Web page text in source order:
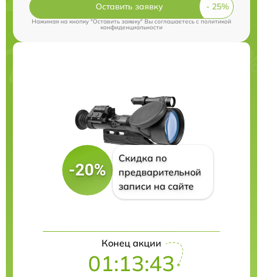
Оставить заявку
Нажимая на кнопку "Оставить заявку" Вы соглашаетесь cполитикой
конфиденциальности
-20%
Скидка по
предварительной
записи на сайте
Конец акции
01:13:42